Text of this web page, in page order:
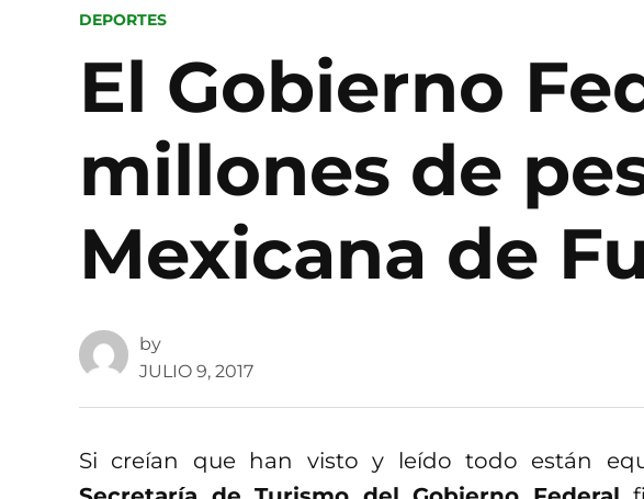
POSTED
DEPORTES
El Gobierno
millones de
Mexicana de
by
JULIO 9, 2017
Si creían que han visto y leído todo están